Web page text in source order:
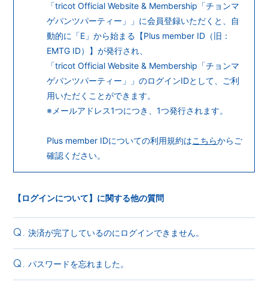
「tricot Official Website & Membership「チョンマ
ゲパンツパーティー」」に会員登録いただくと、自
動的に「E」から始まる【Plus member ID（旧：
EMTG ID）】が発行され、
「tricot Official Website & Membership「チョンマ
ゲパンツパーティー」」のログインIDとして、ご利
用いただくことができます。
※メールアドレス1つにつき、1つ発行されます。
Plus member IDについての利用規約はこちらからご
確認ください。
【ログインについて】に関する他の質問
Q. 決済が完了しているのにログインできません。
Q. パスワードを忘れました。